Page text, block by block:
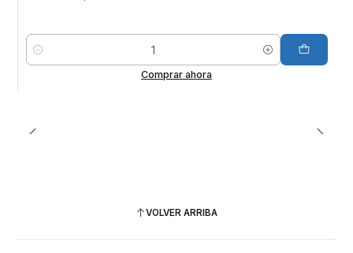
Cantidad
Comprar ahora
VOLVER ARRIBA